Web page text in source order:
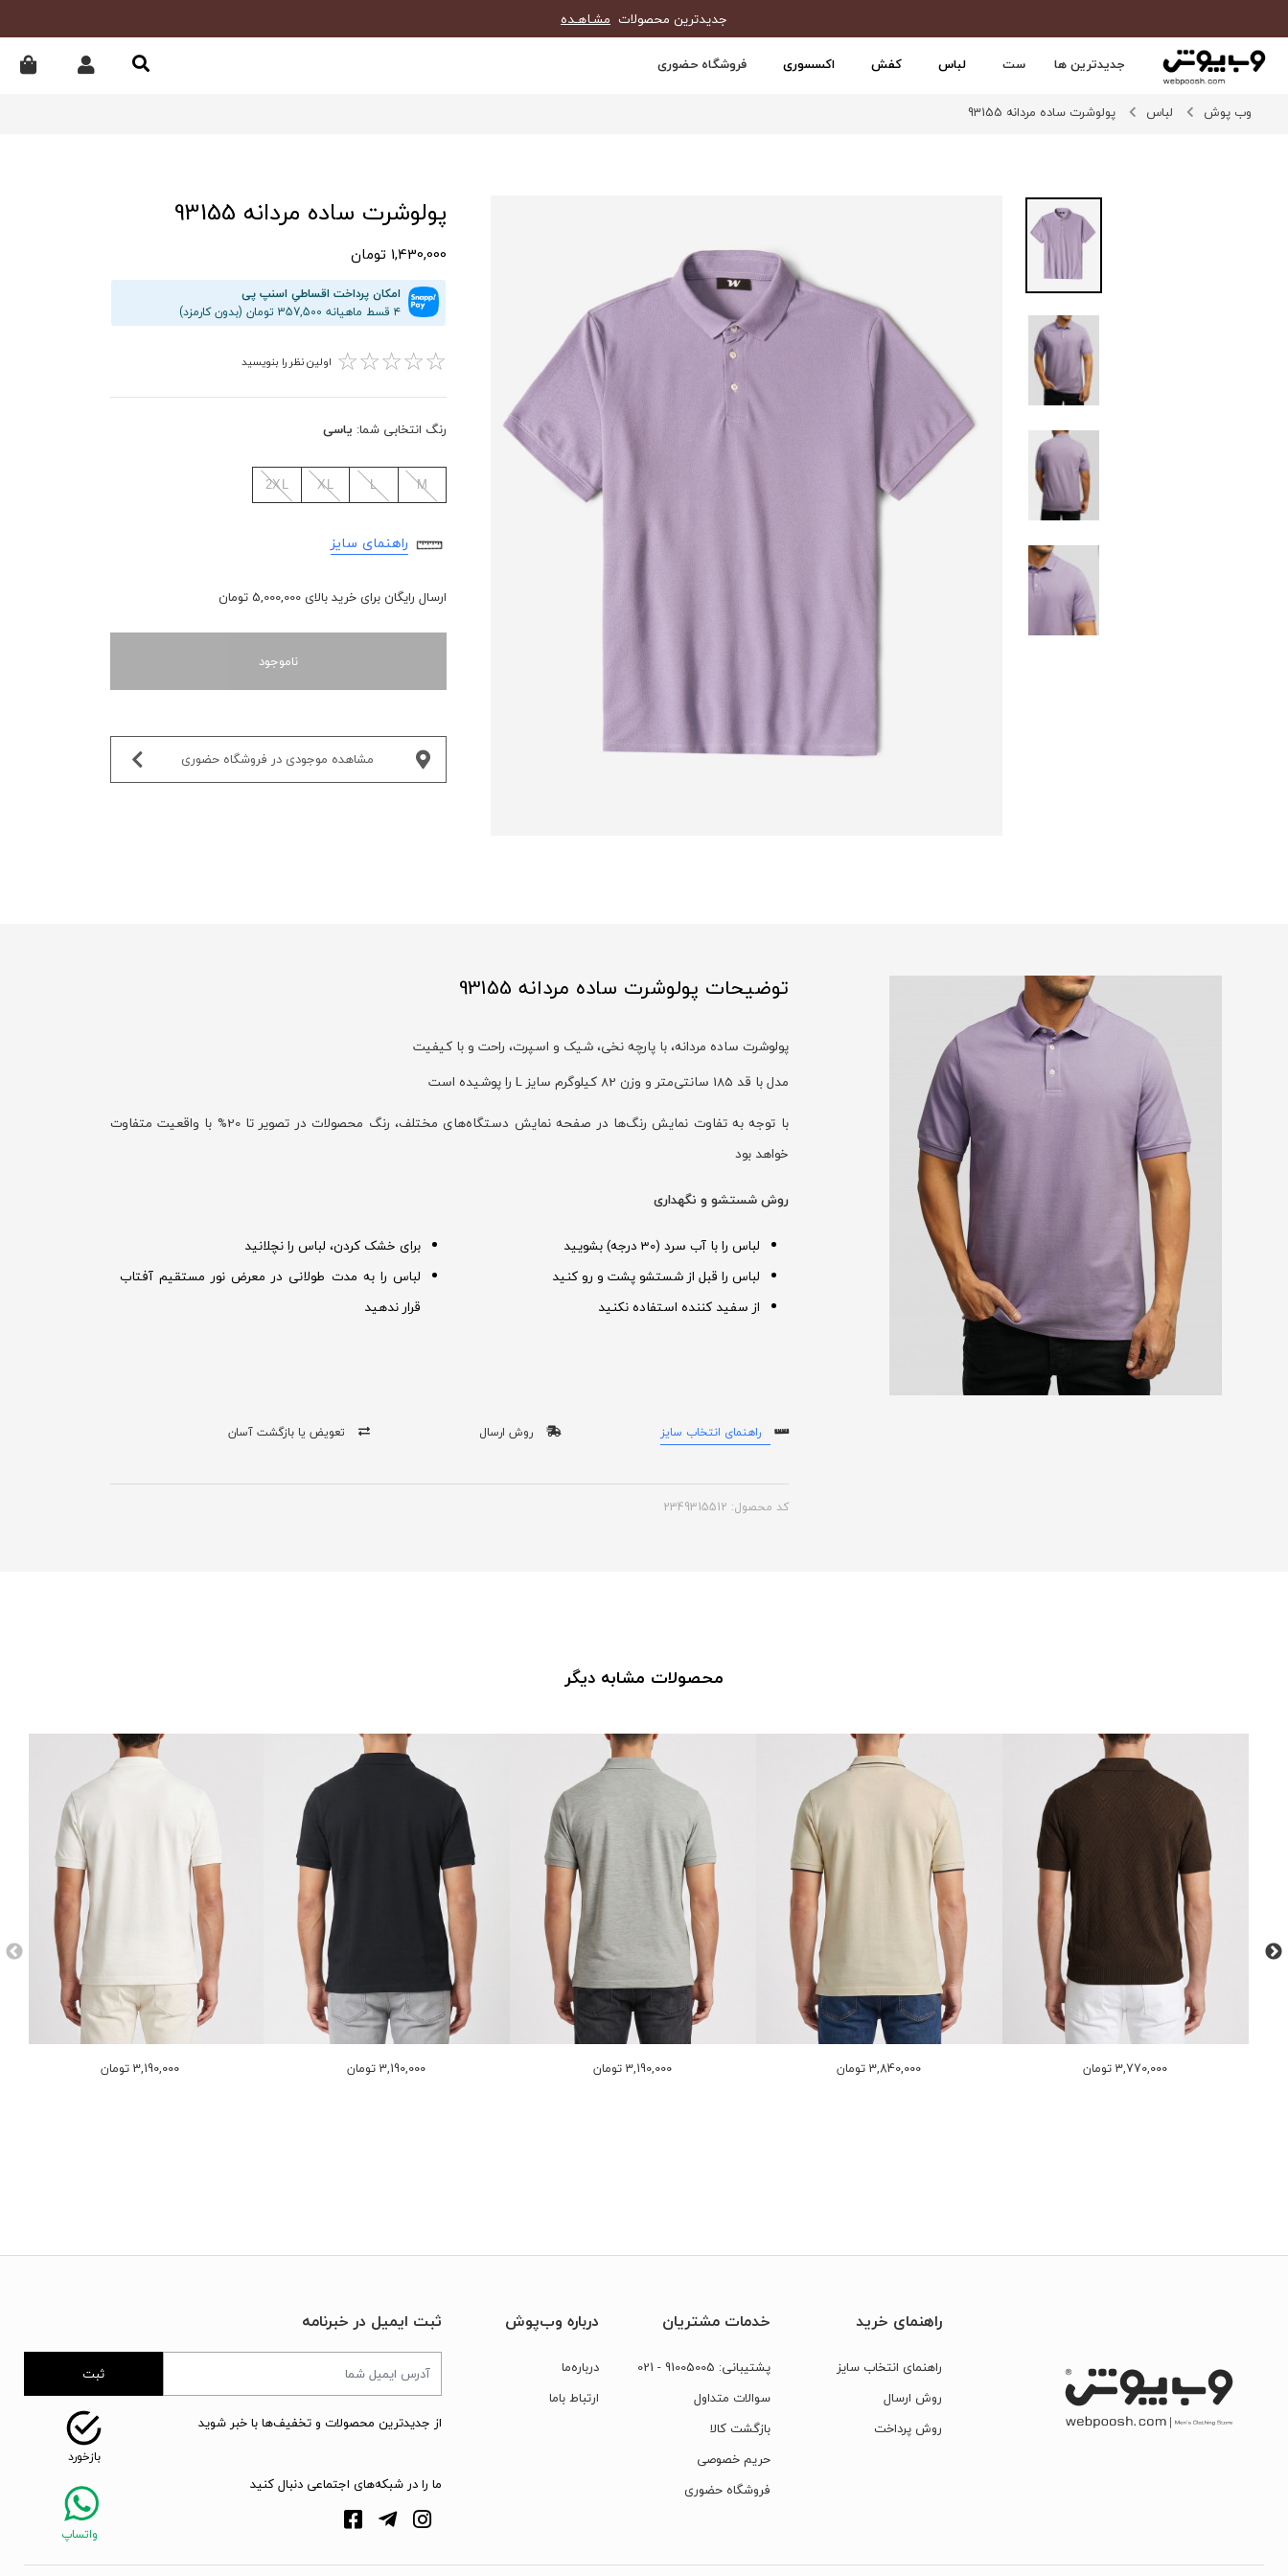
جدیدترین محصولات مشـاهـده
جدیدترین ها ست لباس کفش اکسسوری فروشگاه حضوری
وب پوش لباس پولوشرت ساده مردانه 93155
پولوشرت ساده مردانه 93155
1,430,000 تومان
امکان پرداخت اقساطیِ اسنپ پی
۴ قسط ماهیانه 357,500 تومان (بدون کارمزد)
☆
☆
☆
☆
☆ اولین نظر را بنویسید
رنگ انتخابی شما: یاسی
M
L
XL
2XL
راهنمای سایز
ارسال رایگان برای خرید بالای 5,000,000 تومان
ناموجود
مشاهده موجودی در فروشگاه حضوری‌
توضیحات پولوشرت ساده مردانه 93155
پولوشرت ساده مردانه، با پارچه نخی، شیک و اسپرت، راحت و با کیفیت
مدل با قد 185 سانتی‌متر و وزن 82 کیلوگرم سایز L را پوشیده است
با توجه به تفاوت نمایش رنگ‌ها در صفحه نمایش دستگاه‌های مختلف، رنگ محصولات در تصویر تا 20% با واقعیت متفاوت
خواهد بود
روش شستشو و نگهداری
لباس را با آب سرد (30 درجه) بشویید
لباس را قبل از شستشو پشت و رو کنید
از سفید کننده استفاده نکنید
برای خشک کردن، لباس را نچلانید
لباس را به مدت طولانی در معرض نور مستقیم آفتاب
قرار ندهید
راهنمای انتخاب سایز روش ارسال تعویض یا بازگشت آسان
کد محصول: 2349315512
محصولات مشابه دیگر
3,190,000 تومان 3,190,000 تومان 3,190,000 تومان 3,840,000 تومان 3,770,000 تومان
راهنمای خرید
راهنمای انتخاب سایز
روش ارسال
روش پرداخت
خدمات مشتریان
پشتیبانی: 91005005
- 021
سوالات متداول
بازگشت کالا
حریم خصوصی
فروشگاه حضوری
درباره وب‌پوش
درباره‌ما
ارتباط‌ با‌ما
ثبت ایمیل در خبرنامه
ثبت
از جدیدترین محصولات و تخفیف‌ها با خبر شوید
ما را در شبکه‌های اجتماعی دنبال کنید